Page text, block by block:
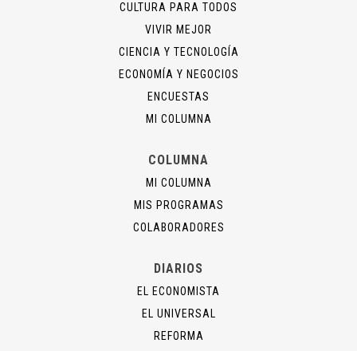
CULTURA PARA TODOS
VIVIR MEJOR
CIENCIA Y TECNOLOGÍA
ECONOMÍA Y NEGOCIOS
ENCUESTAS
MI COLUMNA
COLUMNA
MI COLUMNA
MIS PROGRAMAS
COLABORADORES
DIARIOS
EL ECONOMISTA
EL UNIVERSAL
REFORMA